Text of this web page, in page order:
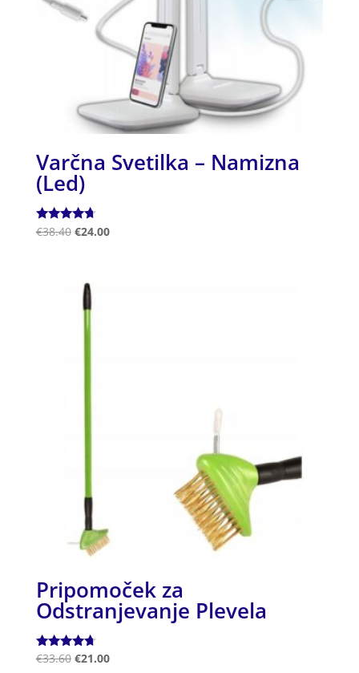
Varčna Svetilka – Namizna
(Led)
Ocenjeno
€38.40 €24.00
Pripomoček za
Odstranjevanje Plevela
Ocenjeno
€33.60 €21.00